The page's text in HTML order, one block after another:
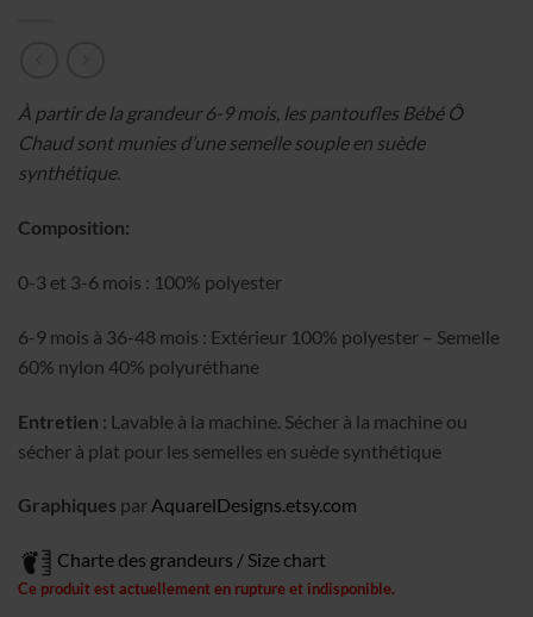
À partir de la grandeur 6-9 mois, les pantoufles Bébé Ô
Chaud sont munies d’une semelle souple en suède
synthétique.
Composition:
0-3 et 3-6 mois : 100% polyester
6-9 mois à 36-48 mois : Extérieur 100% polyester – Semelle
60% nylon 40% polyuréthane
Entretien : Lavable à la machine. Sécher à la machine ou
sécher à plat pour les semelles en suède synthétique
Graphiques par AquarelDesigns.etsy.com
Charte des grandeurs / Size chart
Ce produit est actuellement en rupture et indisponible.